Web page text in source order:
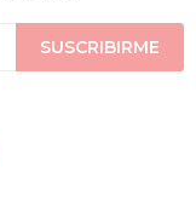
SUSCRIBIRME